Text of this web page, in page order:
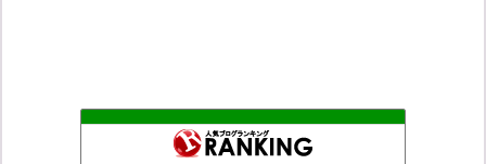
もえるあじあ
死神タカ位置サナエのオイルショックドクトリン憲法改悪計画！